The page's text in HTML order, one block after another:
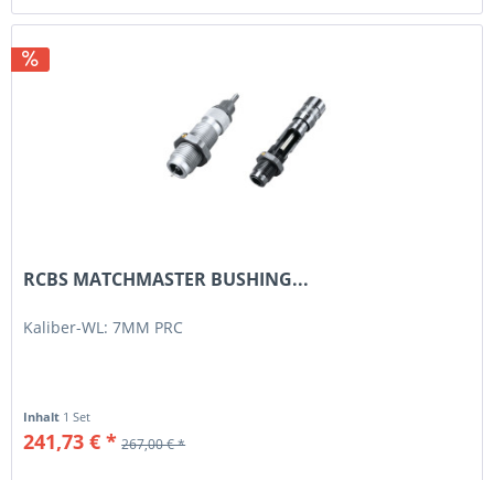
RCBS MATCHMASTER BUSHING...
Kaliber-WL: 7MM PRC
Inhalt 1 Set
241,73 € * 267,00 € *